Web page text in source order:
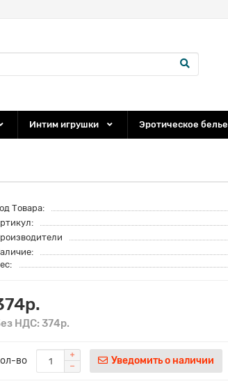
Интим игрушки Эротическое белье
Товара:
НДС: 374р.
во Уведомить о наличии